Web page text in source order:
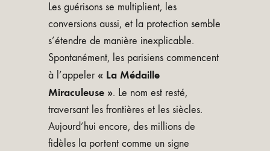
Les guérisons se multiplient, les
conversions aussi, et la protection semble
s’étendre de manière inexplicable.
Spontanément, les parisiens commencent
à l’appeler « La Médaille
Miraculeuse ». Le nom est resté,
traversant les frontières et les siècles.
Aujourd’hui encore, des millions de
fidèles la portent comme un signe